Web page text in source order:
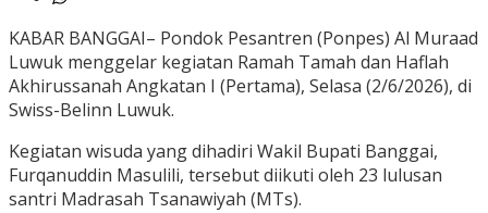
KABAR BANGGAI– Pondok Pesantren (Ponpes) Al Muraad
Luwuk menggelar kegiatan Ramah Tamah dan Haflah
Akhirussanah Angkatan I (Pertama), Selasa (2/6/2026), di
Swiss-Belinn Luwuk.
Kegiatan wisuda yang dihadiri Wakil Bupati Banggai,
Furqanuddin Masulili, tersebut diikuti oleh 23 lulusan
santri Madrasah Tsanawiyah (MTs).